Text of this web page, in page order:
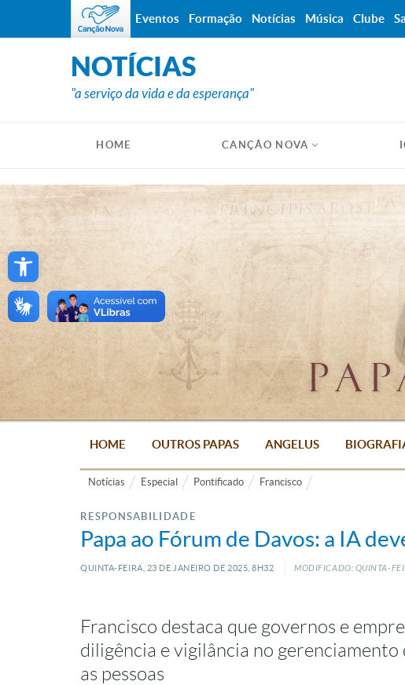
Open toolbar
NOTÍCIAS
"a serviço da vida e da esperança"
HOME CANÇÃO NOVA
HOME OUTROS PAPAS ANGELUS
Notícias Especial Pontificado Francisco
RESPONSABILIDADE
Papa ao Fórum de Davos: a IA
QUINTA-FEIRA, 23 DE JANEIRO DE 2025, 8H32 MODIFICADO: QUINTA-
Francisco destaca que governos e
diligência e vigilância no gerenciamento
as pessoas
Eventos Formação Notícias Música Clube